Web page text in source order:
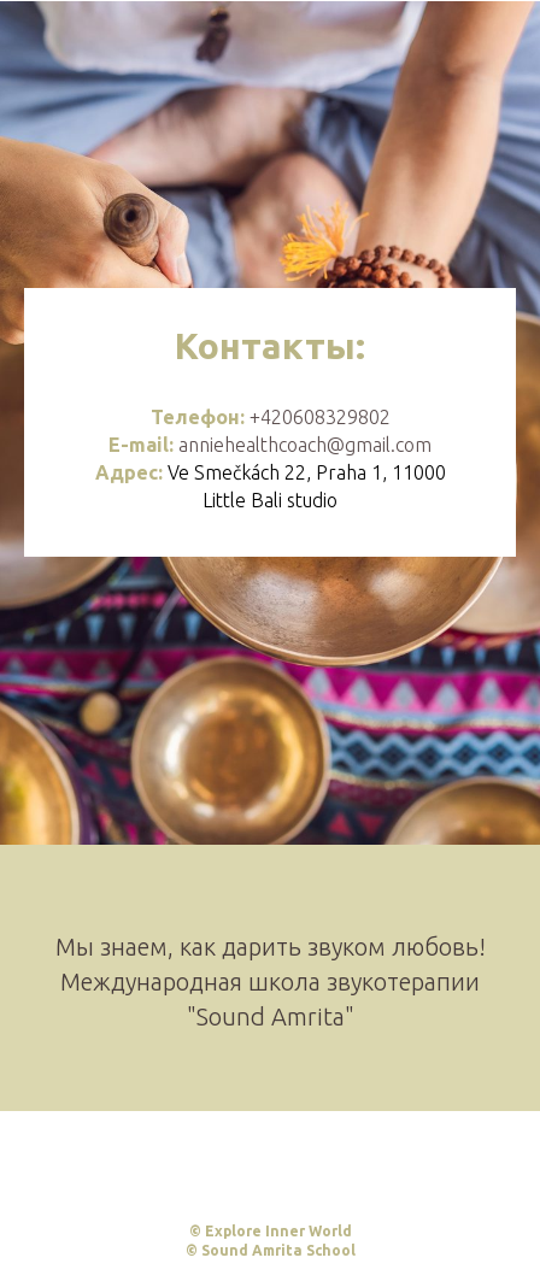
Контакты:
Телефон: +420608329802
E-mail: anniehealthcoach@gmail.com
Адрес:Ve Smečkách 22, Praha 1, 11000
Little Bali studio
Мы знаем, как дарить звуком любовь!
Международная школа звукотерапии
"Sound Amrita"
© Explore Inner World
© Sound Amrita School